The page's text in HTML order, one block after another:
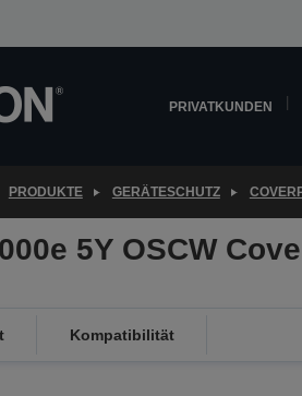
PRIVATKUNDEN
PRODUKTE GERÄTESCHUTZ
5Y OSCW
Kompatibilität